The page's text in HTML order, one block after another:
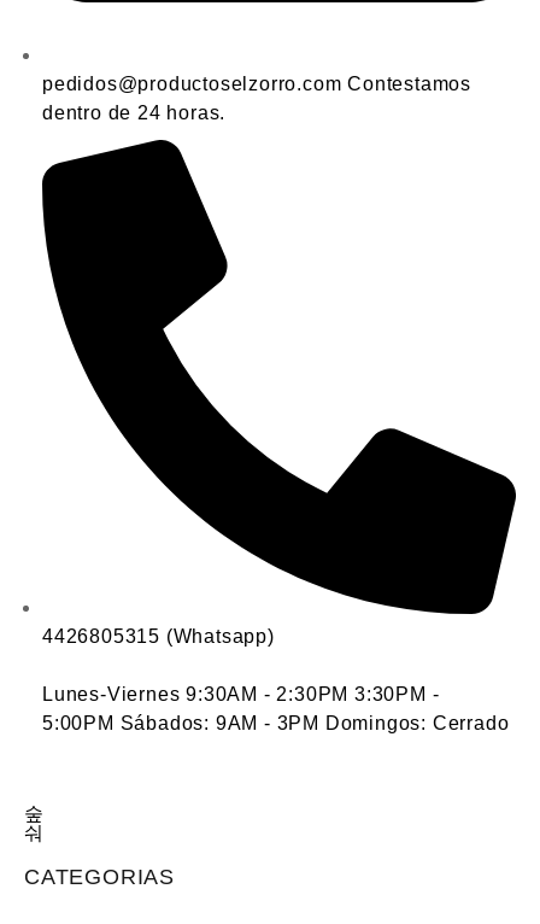
pedidos@productoselzorro.com Contestamos
dentro de 24 horas.
4426805315 (Whatsapp)
Lunes-Viernes 9:30AM - 2:30PM 3:30PM -
5:00PM Sábados: 9AM - 3PM Domingos: Cerrado
CATEGORIAS